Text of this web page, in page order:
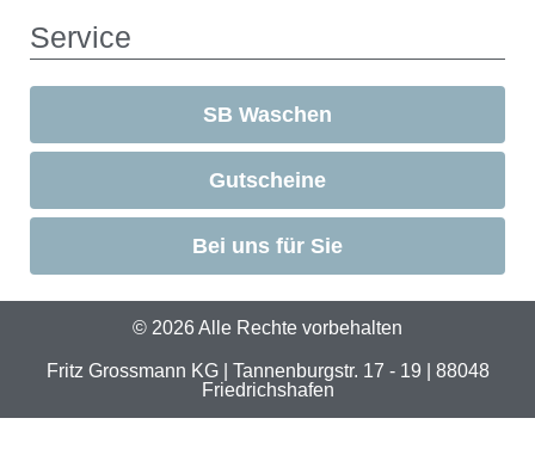
Service
SB Waschen
Gutscheine
Bei uns für Sie
© 2026 Alle Rechte vorbehalten
Fritz Grossmann KG | Tannenburgstr. 17 - 19 | 88048
Friedrichshafen